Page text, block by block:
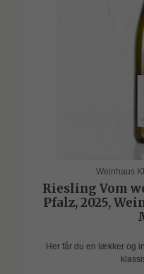
Weinhaus
Riesling Vom
Pfalz, 2025,
Her får du en lækker og